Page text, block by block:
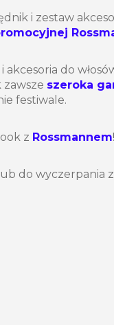
i zestaw
do
szeroka
festiwale.
z Rossmannem!
do wyczerpania